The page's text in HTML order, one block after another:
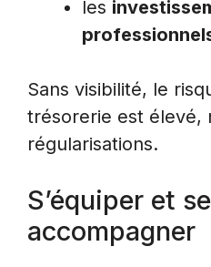
les
Sans visibilité, le
trésorerie est élevé,
régularisations.
S’équiper et
accompagner